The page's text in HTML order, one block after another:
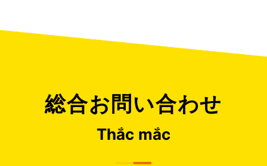
総合お問い合わせ
Thắc mắc